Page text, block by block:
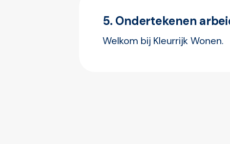
5. Ondertekenen
Welkom bij Kleurrijk Wonen.